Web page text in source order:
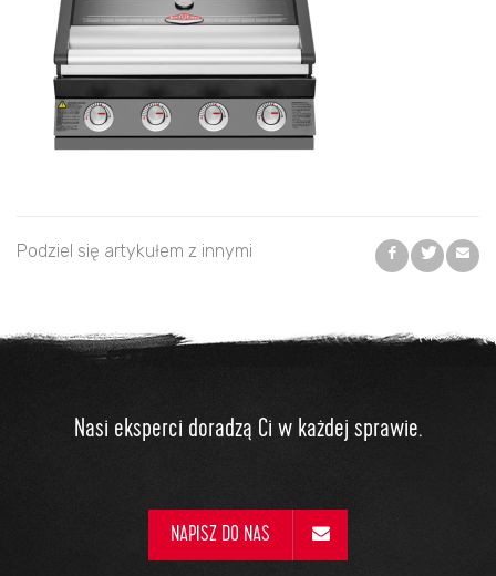
Podziel się artykułem z innymi
Nasi eksperci doradzą Ci w każdej sprawie.
NAPISZ DO NAS